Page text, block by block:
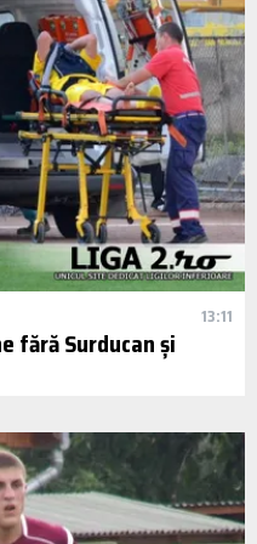
13:11
fără Surducan și